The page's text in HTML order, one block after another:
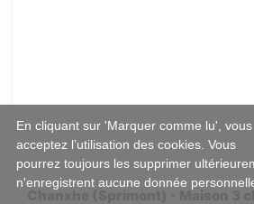
Chanxhe (Sprimont) - Maison 3
En cliquant sur 'Marquer comme lu', vous
acceptez l’utilisation des cookies. Vous
pourrez toujours les supprimer
n'enregistrent aucune donnée